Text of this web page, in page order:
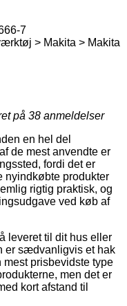
7
> Makita > Makita
på 38 anmeldelser
en hel del
de mest anvendte er
fordi det er
nyindkøbte produkter
rigtig praktisk, og
ved køb af
leveret til dit hus eller
er sædvanligvis et hak
mest prisbevidste type
men det er
kort afstand til